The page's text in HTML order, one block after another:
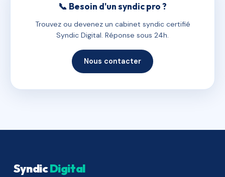
📞 Besoin d'un syndic pro ?
Trouvez ou devenez un cabinet syndic certifié
Syndic Digital. Réponse sous 24h.
Nous contacter
SyndicDigital